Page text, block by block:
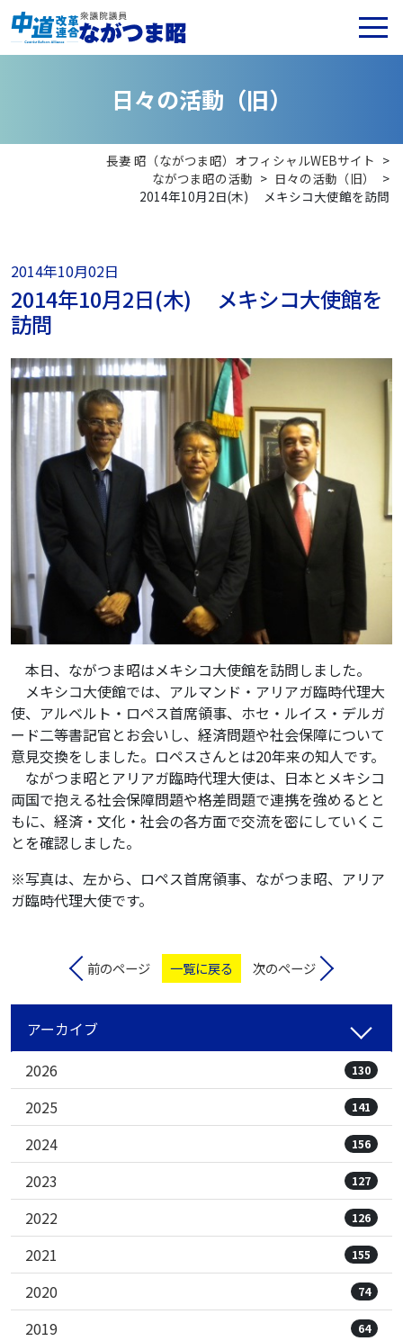
日々の活動 （旧）
長妻 昭（ながつま昭）オフィシャルWEBサイト >
ながつま昭の活動 > 日々の活動（旧）
>
2014年10月2日(木) メキシコ大使館を訪問
2014年10月02日
2014年10月2日(木) メキシコ大使館を
訪問
本日、ながつま昭はメキシコ大使館を訪問しました。
メキシコ大使館では、アルマンド・アリアガ臨時代理大
使、アルベルト・ロペス首席領事、ホセ・ルイス・デルガ
ード二等書記官とお会いし、経済問題や社会保障について
意見交換をしました。ロペスさんとは20年来の知人です。
ながつま昭とアリアガ臨時代理大使は、日本とメキシコ
両国で抱える社会保障問題や格差問題で連携を強めるとと
もに、経済・文化・社会の各方面で交流を密にしていくこ
とを確認しました。
※写真は、左から、ロペス首席領事、ながつま昭、アリア
ガ臨時代理大使です。
前のページ 一覧に戻る 次のページ
アーカイブ
2026
130
2025 141
2024 156
2023 127
2022 126
2021 155
2020 74
2019 64